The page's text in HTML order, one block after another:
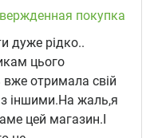
покупка
дуже рідко..
цього
отримала свій
з іншими.На жаль,я
цей магазин.І